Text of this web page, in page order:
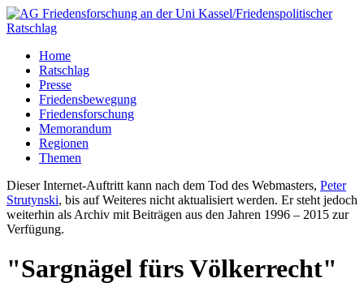
Home
Ratschlag
Presse
Friedensbewegung
Friedensforschung
Memorandum
Regionen
Themen
Dieser Internet-Auftritt kann nach dem Tod des Webmasters, Peter
Strutynski, bis auf Weiteres nicht aktualisiert werden. Er steht jedoch
weiterhin als Archiv mit Beiträgen aus den Jahren 1996 – 2015 zur
Verfügung.
"Sargnägel fürs Völkerrecht"